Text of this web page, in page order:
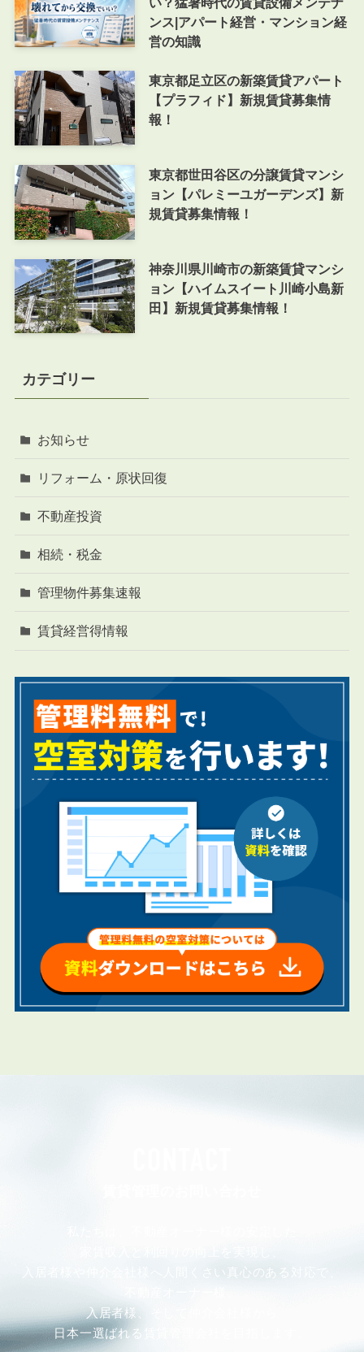
ンス|アパート経営・マンション経
営の知識
東京都足立区の新築賃貸アパート
【プラフィド】新規賃貸募集情
報！
東京都世田谷区の分譲賃貸マンシ
ョン【パレミーユガーデンズ】新
規賃貸募集情報！
神奈川県川崎市の新築賃貸マンシ
ョン【ハイムスイート川崎小島新
田】新規賃貸募集情報！
カテゴリー
お知らせ
リフォーム・原状回復
不動産投資
相続・税金
管理物件募集速報
賃貸経営得情報
入居者様や仲介会社様へ人間くさい真心のある対応で、
入居者様、そして仲介会社様から
日本一選ばれる賃貸管理会社を目指します。